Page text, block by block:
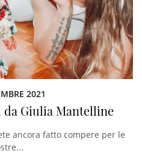
2021
Giulia Mantelline
ancora fatto compere per le